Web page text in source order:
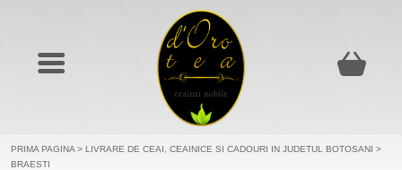
PRIMA PAGINA > LIVRARE DE CEAI, CEAINICE SI CADOURI IN JUDETUL BOTOSANI >
BRAESTI